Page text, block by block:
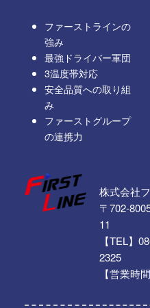
ファーストラインの
強み
最強ドライバー軍団
3温度帯対応
安全品質への取り組
み
ファーストグループ
の連携力
株式会社
〒702-
11
【TEL】
2325
【営業時